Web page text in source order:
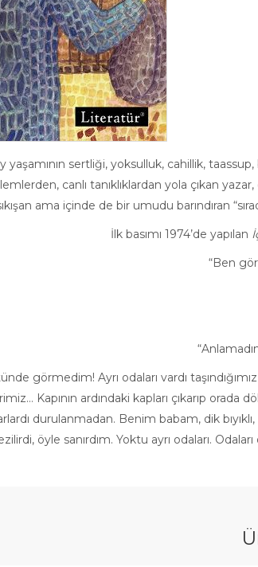
sertliği, yoksulluk, cahillik,
canlı tanıklıklardan yola çıkan
ama içinde de bir umudu barındıran
İlk basımı 1974’de yapılan
“Ben
görmedim! Ayrı odaları vardı
Kapının ardındaki kapları çıkarıp orada
durulanmadan. Benim babam, dik
öyle sanırdım. Yoktu ayrı odaları.